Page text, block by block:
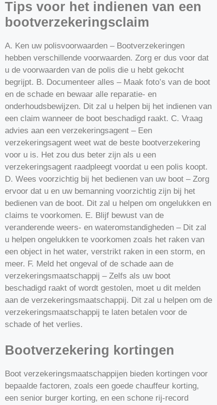
Tips voor het indienen van een
bootverzekeringsclaim
A. Ken uw polisvoorwaarden – Bootverzekeringen
hebben verschillende voorwaarden. Zorg er dus voor dat
u de voorwaarden van de polis die u hebt gekocht
begrijpt. B. Documenteer alles – Maak foto’s van de boot
en de schade en bewaar alle reparatie- en
onderhoudsbewijzen. Dit zal u helpen bij het indienen van
een claim wanneer de boot beschadigd raakt. C. Vraag
advies aan een verzekeringsagent – Een
verzekeringsagent weet wat de beste bootverzekering
voor u is. Het zou dus beter zijn als u een
verzekeringsagent raadpleegt voordat u een polis koopt.
D. Wees voorzichtig bij het bedienen van uw boot – Zorg
ervoor dat u en uw bemanning voorzichtig zijn bij het
bedienen van de boot. Dit zal u helpen om ongelukken en
claims te voorkomen. E. Blijf bewust van de
veranderende weers- en wateromstandigheden – Dit zal
u helpen ongelukken te voorkomen zoals het raken van
een object in het water, verstrikt raken in een storm, en
meer. F. Meld het ongeval of de schade aan de
verzekeringsmaatschappij – Zelfs als uw boot
beschadigd raakt of wordt gestolen, moet u dit melden
aan de verzekeringsmaatschappij. Dit zal u helpen om de
verzekeringsmaatschappij te laten betalen voor de
schade of het verlies.
Bootverzekering kortingen
Boot verzekeringsmaatschappijen bieden kortingen voor
bepaalde factoren, zoals een goede chauffeur korting,
een senior burger korting, en een schone rij-record